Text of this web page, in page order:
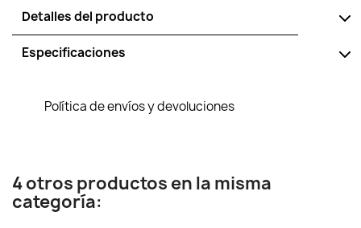
Detalles del producto
Especificaciones
Política de envíos y devoluciones
4 otros productos en la misma
categoría: